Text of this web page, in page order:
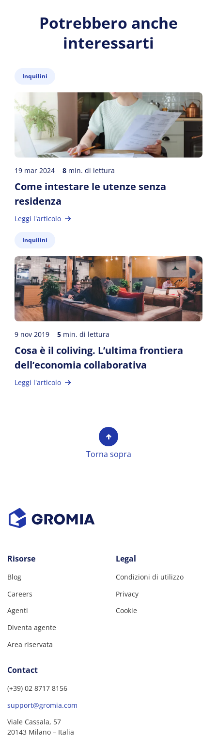
Potrebbero anche
interessarti
Inquilini
19 mar 2024 8 min. di lettura
Come intestare le utenze senza
residenza
Leggi l'articolo
Inquilini
9 nov 2019 5 min. di lettura
Cosa è il coliving. L’ultima frontiera
dell’economia collaborativa
Leggi l'articolo
Torna sopra
Risorse
Blog
Careers
Agenti
Diventa agente
Area riservata
Legal
Condizioni di utilizzo
Privacy
Cookie
Contact
(+39) 02 8717 8156
support@gromia.com
Viale Cassala, 57
20143 Milano – Italia